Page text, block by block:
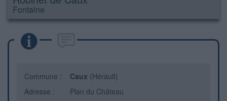
Fontaine
Commune : Caux (Hérault)
Adresse :
Plan du Château